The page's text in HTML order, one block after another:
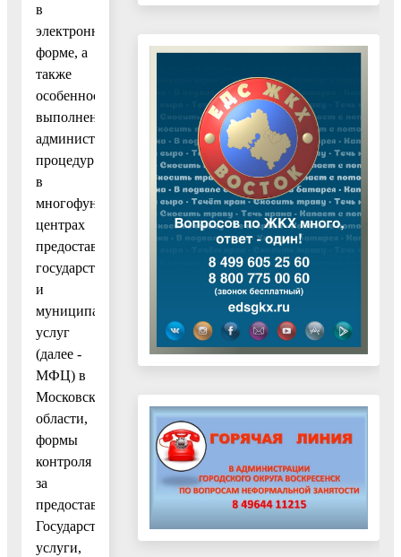
в
электронной
форме, а
также
особенности
выполнения
административных
процедур
в
многофункциональных
центрах
предоставления
государственных
и
муниципальных
услуг
(далее -
МФЦ) в
Московской
области,
формы
контроля
за
предоставлением
Государственной
услуги,